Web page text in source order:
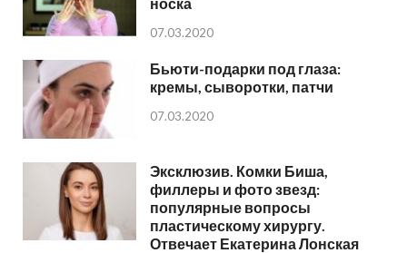
носка
07.03.2020
Бьюти-подарки под глаза:
кремы, сыворотки, патчи
07.03.2020
Эксклюзив. Комки Биша,
филлеры и фото звезд:
популярные вопросы
пластическому хирургу.
Отвечает Екатерина Лонская